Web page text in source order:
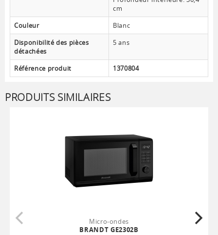
cm
Couleur
Blanc
Disponibilité des pièces
détachées
5 ans
Référence produit 1370804
PRODUITS SIMILAIRES
Micro-ondes
BRANDT GE2302B